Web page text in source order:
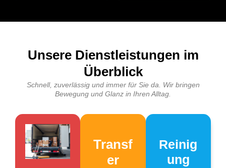
Unsere Dienstleistungen im
Überblick
Schnell, zuverlässig und immer für Sie da. Wir bringen
Bewegung und Glanz in Ihren Alltag.
Transf
er
Reinig
ung